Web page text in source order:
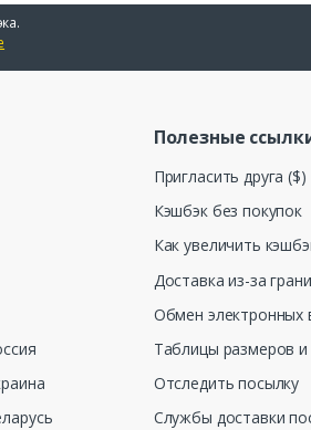
Полезные
Пригласить друга ($)
Кэшбэк без покупок
Как увеличить
Доставка из-за
Обмен электронных
Таблицы размеров и
Отследить посылку
Службы доставки